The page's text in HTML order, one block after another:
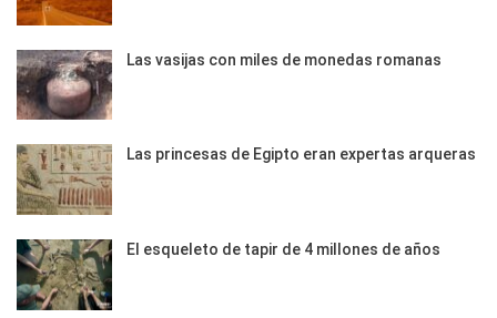
Las vasijas con miles de monedas romanas
Las princesas de Egipto eran expertas arqueras
El esqueleto de tapir de 4 millones de años